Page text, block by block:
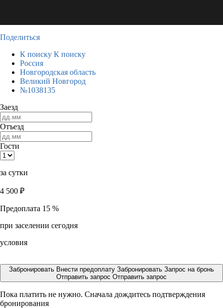
Поделиться
К поиску К поиску
Россия
Новгородская область
Великий Новгород
№1038135
Заезд
Отъезд
Гости
за сутки
4 500 ₽
Предоплата 15 %
при заселении сегодня
условия
Забронировать Внести предоплату Забронировать Запрос на бронь
Отправить запрос Отправить запрос
Пока платить не нужно. Сначала дождитесь подтверждения
бронирования